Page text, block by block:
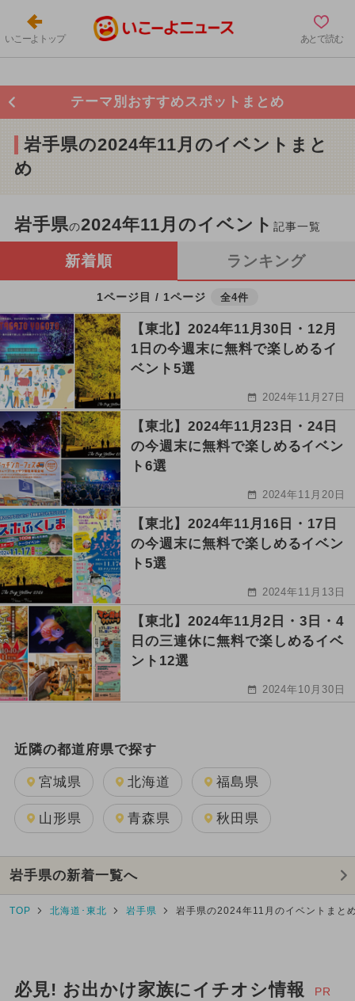
いこーよトップ あとで読む
テーマ別おすすめスポットまとめ
岩手県の2024年11月のイベントまと
め
岩手県の2024年11月のイベント記事一覧
新着順 ランキング
1ページ目 / 1ページ 全4件
【東北】2024年11月30日・12月
1日の今週末に無料で楽しめるイ
ベント5選
2024年11月27日
【東北】2024年11月23日・24日
の今週末に無料で楽しめるイベン
ト6選
2024年11月20日
【東北】2024年11月16日・17日
の今週末に無料で楽しめるイベン
ト5選
2024年11月13日
【東北】2024年11月2日・3日・4
日の三連休に無料で楽しめるイベ
ント12選
2024年10月30日
近隣の都道府県で探す
宮城県 北海道 福島県
山形県 青森県 秋田県
岩手県の新着一覧へ
TOP 北海道･東北 岩手県 岩手県の2024年11月のイベントまと
必見! お出かけ家族にイチオシ情報 PR